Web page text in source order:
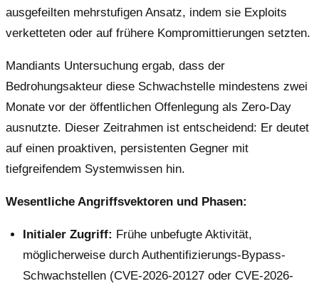
ausgefeilten mehrstufigen Ansatz, indem sie Exploits
verketteten oder auf frühere Kompromittierungen setzten.
Mandiants Untersuchung ergab, dass der
Bedrohungsakteur diese Schwachstelle mindestens zwei
Monate vor der öffentlichen Offenlegung als Zero-Day
ausnutzte. Dieser Zeitrahmen ist entscheidend: Er deutet
auf einen proaktiven, persistenten Gegner mit
tiefgreifendem Systemwissen hin.
Wesentliche Angriffsvektoren und Phasen:
Initialer Zugriff: Frühe unbefugte Aktivität,
möglicherweise durch Authentifizierungs-Bypass-
Schwachstellen (CVE-2026-20127 oder CVE-2026-